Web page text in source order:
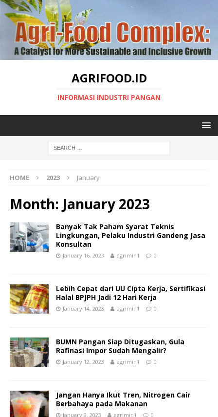
AGRIFOOD.ID
INFORMASI INDUSTRI PANGAN
HOME 2023 January
Month: January 2023
Banyak Tak Paham Syarat Teknis
Lingkungan, Pelaku Industri Gandeng Jasa
Konsultan
January 16, 2023 agrimin1 0
Lebih Cepat dari UU Cipta Kerja, Sertifikasi
Halal BPJPH Jadi 12 Hari Kerja
January 14, 2023 agrimin1 0
BUMN Pangan Siap Ditugaskan, Gula
Rafinasi Impor Sudah Mengalir?
January 12, 2023 agrimin1 0
Jangan Hanya Ikut Tren, Nitrogen Cair
Berbahaya pada Makanan
January 9, 2023 agrimin1 0